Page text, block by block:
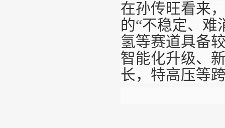
在孙传旺看来
的“不稳定、难
氢等赛道具备
智能化升级、
长，特高压等